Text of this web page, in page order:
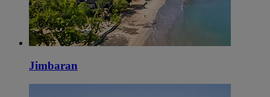
Jimbaran